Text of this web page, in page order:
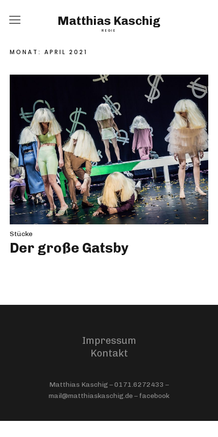
Matthias Kaschig
REGIE
Home
Inszenierungen
Vita
Kontakt
MONAT: APRIL 2021
Stücke
Der große Gatsby
Impressum
Kontakt
Matthias Kaschig – 0171.6272433 –
mail@matthiaskaschig.de – facebook